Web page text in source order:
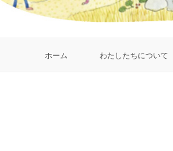
ホーム わたしたちについて